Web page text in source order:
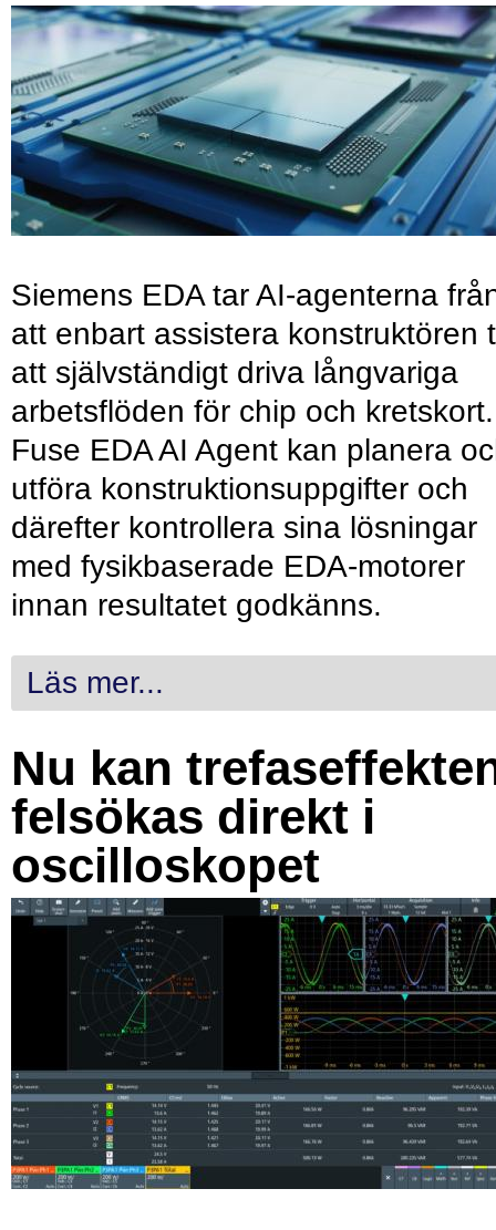
Siemens EDA tar AI-agenterna
att enbart assistera konstruktören
att självständigt driva långvariga
arbetsflöden för chip och kretskort.
Fuse EDA AI Agent kan planera
utföra konstruktionsuppgifter och
därefter kontrollera sina lösningar
med fysikbaserade EDA-motorer
innan resultatet godkänns.
Läs mer...
Nu kan
felsökas direkt i
oscilloskopet